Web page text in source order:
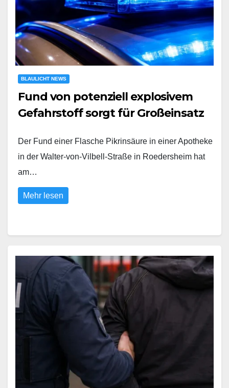
BLAULICHT NEWS
Fund von potenziell explosivem
Gefahrstoff sorgt für Großeinsatz
Der Fund einer Flasche Pikrinsäure in einer Apotheke
in der Walter-von-Vilbell-Straße in Roedersheim hat
am…
Mehr lesen